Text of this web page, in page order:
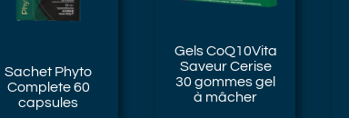
Sachet Phyto
Complete60
capsules
Gels CoQ10Vita
Saveur Cerise
30 gommes gel
à mâcher